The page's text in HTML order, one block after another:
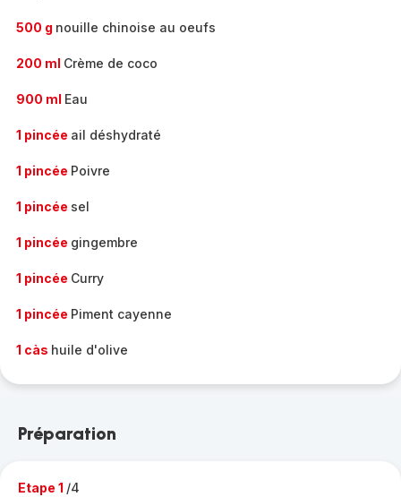
500 g nouille chinoise au oeufs
200 ml Crème de coco
900 ml Eau
1 pincée ail déshydraté
1 pincée Poivre
1 pincée sel
1 pincée gingembre
1 pincée Curry
1 pincée Piment cayenne
1 càs huile d'olive
Préparation
Etape 1 /4